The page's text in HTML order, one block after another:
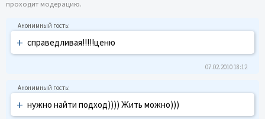
проходит модерацию.
+ справедливая!!!!!ценю
07.02.2010 18:12
+ нужно найти подход)))) Жить можно)))